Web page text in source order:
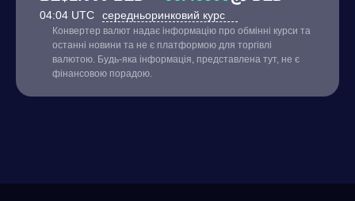
04:04 UTC середньоринковий курс
Конвертер валют надає інформацію про обмінні курси та
останні новини та не є платформою для торгівлі
валютою. Будь-яка інформація, представлена тут, не є
фінансовою порадою.